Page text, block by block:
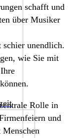
schafft und
über Musiker
schier unendlich.
wie Sie mit
Rolle in
und
Menschen